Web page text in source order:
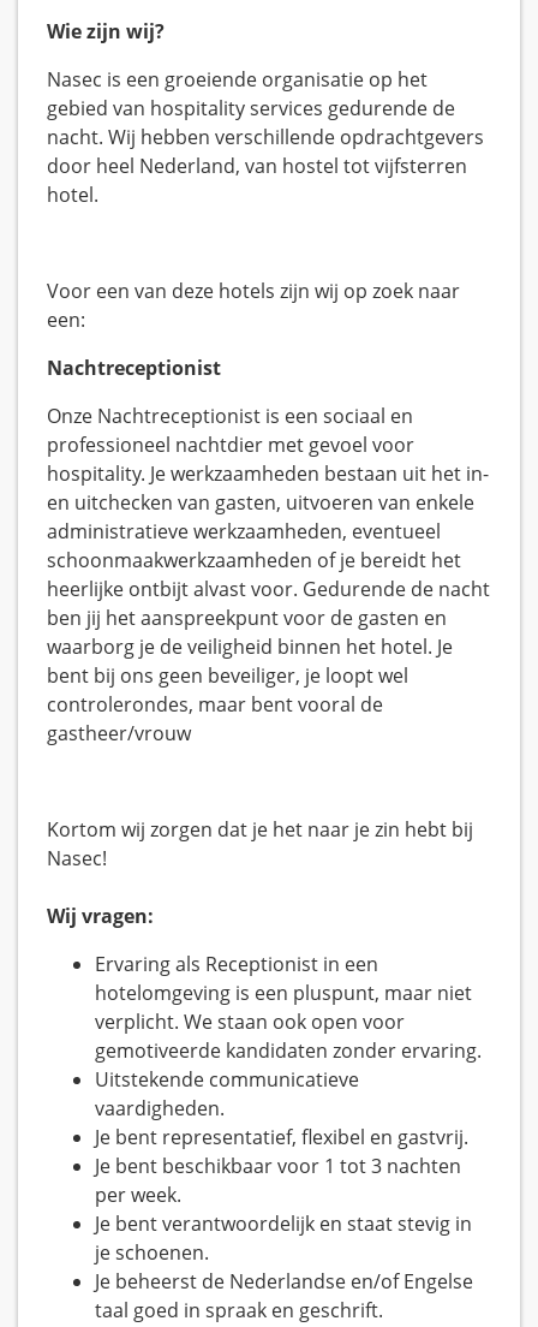
Wie zijn wij?
Nasec is een groeiende organisatie op het
gebied van hospitality services gedurende de
nacht. Wij hebben verschillende opdrachtgevers
door heel Nederland, van hostel tot vijfsterren
hotel.
Voor een van deze hotels zijn wij op zoek naar
een:
Nachtreceptionist
Onze Nachtreceptionist is een sociaal en
professioneel nachtdier met gevoel voor
hospitality. Je werkzaamheden bestaan uit het in-
en uitchecken van gasten, uitvoeren van enkele
administratieve werkzaamheden, eventueel
schoonmaakwerkzaamheden of je bereidt het
heerlijke ontbijt alvast voor. Gedurende de nacht
ben jij het aanspreekpunt voor de gasten en
waarborg je de veiligheid binnen het hotel. Je
bent bij ons geen beveiliger, je loopt wel
controlerondes, maar bent vooral de
gastheer/vrouw
Kortom wij zorgen dat je het naar je zin hebt bij
Nasec!
Wij vragen:
Ervaring als Receptionist in een
hotelomgeving is een pluspunt, maar niet
verplicht. We staan ook open voor
gemotiveerde kandidaten zonder ervaring.
Uitstekende communicatieve
vaardigheden.
Je bent representatief, flexibel en gastvrij.
Je bent beschikbaar voor 1 tot 3 nachten
per week.
Je bent verantwoordelijk en staat stevig in
je schoenen.
Je beheerst de Nederlandse en/of Engelse
taal goed in spraak en geschrift.